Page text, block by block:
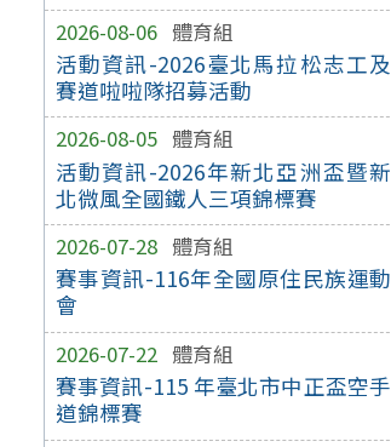
2026-08-06 體育組
活動資訊-2026臺北馬拉松志工及
賽道啦啦隊招募活動
2026-08-05 體育組
活動資訊-2026年新北亞洲盃暨新
北微風全國鐵人三項錦標賽
2026-07-28 體育組
賽事資訊-116年全國原住民族運動
會
2026-07-22 體育組
賽事資訊-115 年臺北市中正盃空手
道錦標賽